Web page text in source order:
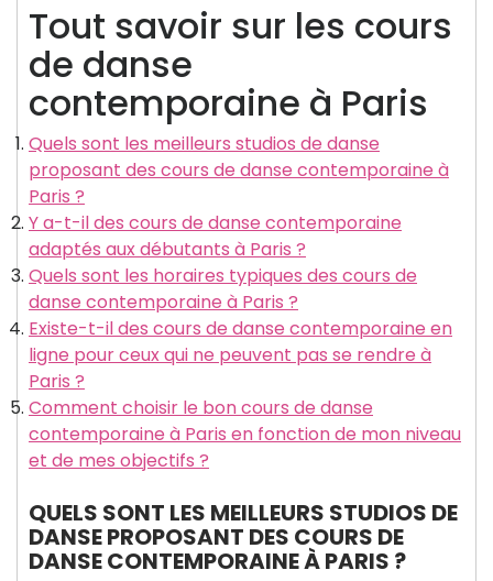
Tout savoir sur les cours
de danse
contemporaine à Paris
Quels sont les meilleurs studios de danse
proposant des cours de danse contemporaine à
Paris ?
Y a-t-il des cours de danse contemporaine
adaptés aux débutants à Paris ?
Quels sont les horaires typiques des cours de
danse contemporaine à Paris ?
Existe-t-il des cours de danse contemporaine en
ligne pour ceux qui ne peuvent pas se rendre à
Paris ?
Comment choisir le bon cours de danse
contemporaine à Paris en fonction de mon niveau
et de mes objectifs ?
QUELS SONT LES MEILLEURS STUDIOS DE
DANSE PROPOSANT DES COURS DE
DANSE CONTEMPORAINE À PARIS ?